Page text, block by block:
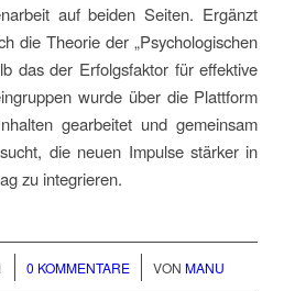
auf beiden Seiten. Ergänzt
die Theorie der „Psychologischen
das der Erfolgsfaktor für effektive
wurde über die Plattform
gearbeitet und gemeinsam
die neuen Impulse stärker in
zu integrieren.
0 KOMMENTARE
/ VON MANU